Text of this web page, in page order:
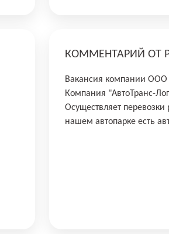
КОММЕНТАРИЙ ОТ
Вакансия компании
Компания "АвтоТранс-
Осуществляет
нашем автопарке есть